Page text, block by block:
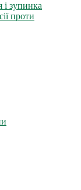
і зупинка
проти